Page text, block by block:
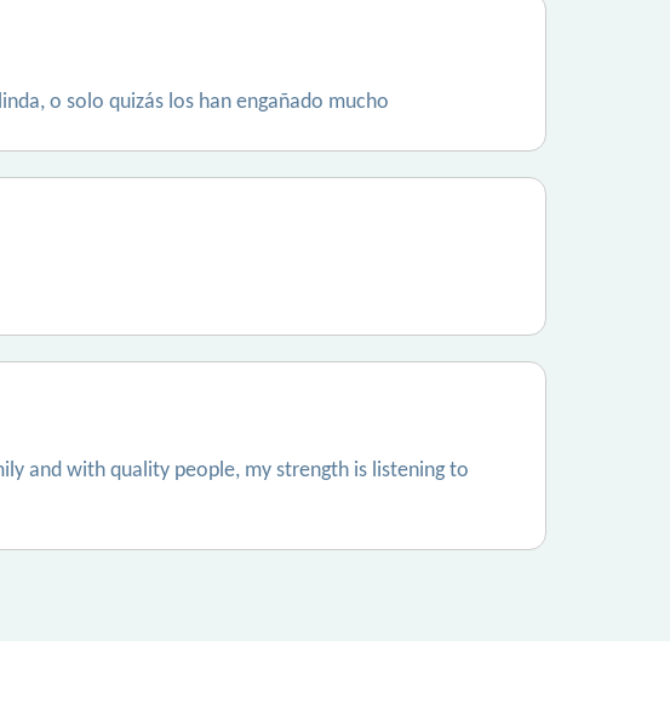
o solo quizás los han engañado mucho
and with quality people, my strength is listening to